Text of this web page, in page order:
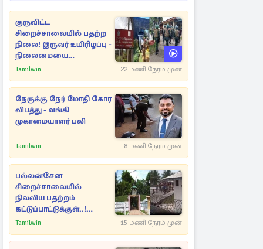
குருவிட்ட
சிறைச்சாலையில் பதற்ற
நிலை! இருவர் உயிரிழப்பு -
நிலைமையை
கட்டுப்படுத்த பொலிஸார்
Tamilwin 22 மணி நேரம் முன்
நேருக்கு நேர் மோதி கோர
விபத்து - வங்கி
முகாமையாளர் பலி
Tamilwin 8 மணி நேரம் முன்
பல்லன்சேன
சிறைச்சாலையில்
நிலவிய பதற்றம்
கட்டுப்பாட்டுக்குள்..!
அதிரடியாக களமிறங்கிய
Tamilwin 15 மணி நேரம் முன்